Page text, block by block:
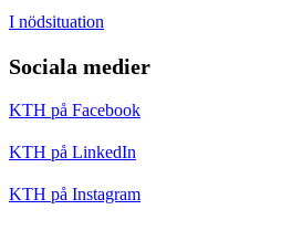
I nödsituation
Sociala medier
KTH på Facebook
KTH på LinkedIn
KTH på Instagram